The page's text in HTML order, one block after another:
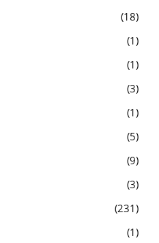
18
1
1
3
1
5
9
3
231
1